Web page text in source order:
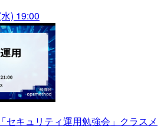
) 19:00
セキュリティ運用勉強会」クラスメ